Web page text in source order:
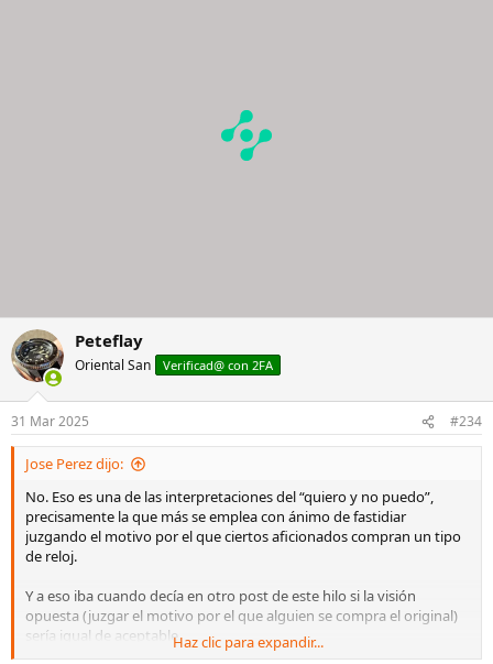
Peteflay
Oriental San Verificad@ con 2FA
31 Mar 2025 #234
Jose Perez dijo:
No. Eso es una de las interpretaciones del “quiero y no puedo”,
precisamente la que más se emplea con ánimo de fastidiar
juzgando el motivo por el que ciertos aficionados compran un tipo
de reloj.
Y a eso iba cuando decía en otro post de este hilo si la visión
opuesta (juzgar el motivo por el que alguien se compra el original)
sería igual de aceptable.Haz clic para expandir...